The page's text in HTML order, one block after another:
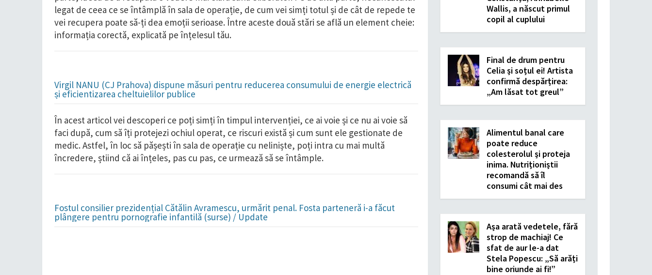
legat de ceea ce se întâmplă în sala de operație, de cum vei simți totul și de cât de repede te
vei recupera poate să-ți dea emoții serioase. Între aceste două stări se află un element cheie:
informația corectă, explicată pe înțelesul tău.
Virgil NANU (CJ Prahova) dispune măsuri pentru reducerea consumului de energie electrică
și eficientizarea cheltuielilor publice
În acest articol vei descoperi ce poți simți în timpul intervenției, ce ai voie și ce nu ai voie să
faci după, cum să îți protejezi ochiul operat, ce riscuri există și cum sunt ele gestionate de
medic. Astfel, în loc să pășești în sala de operație cu neliniște, poți intra cu mai multă
încredere, știind că ai înțeles, pas cu pas, ce urmează să se întâmple.
Fostul consilier prezidențial Cătălin Avramescu, urmărit penal. Fosta parteneră i-a făcut
plângere pentru pornografie infantilă (surse) / Update
Wallis, a născut primul
copil al cuplului
Final de drum pentru
Celia și soțul ei! Artista
confirmă despărțirea:
„Am lăsat tot greul”
Alimentul banal care
poate reduce
colesterolul și proteja
inima. Nutriționiștii
recomandă să îl
consumi cât mai des
Așa arată vedetele, fără
strop de machiaj! Ce
sfat de aur le-a dat
Stela Popescu: „Să arăți
bine oriunde ai fi!”